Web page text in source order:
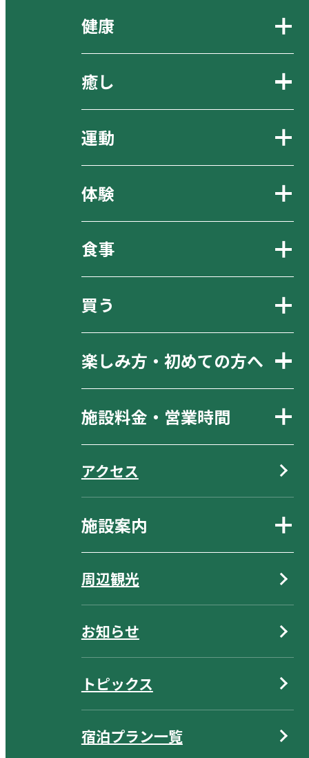
健康
癒し
運動
体験
食事
買う
楽しみ方・初めての方へ
施設料金・営業時間
アクセス
施設案内
周辺観光
お知らせ
トピックス
宿泊プラン一覧